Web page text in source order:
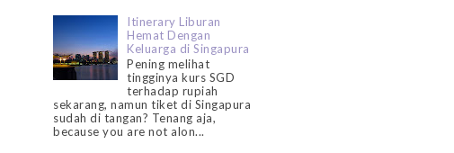
Itinerary Liburan
Hemat Dengan
Keluarga di Singapura
Pening melihat
tingginya kurs SGD
terhadap rupiah
sekarang, namun tiket di Singapura
sudah di tangan? Tenang aja,
because you are not alon...